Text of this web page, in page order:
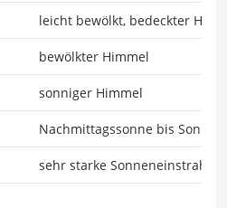
leicht bewölkt, bedeckter
bewölkter Himmel
sonniger Himmel
Nachmittagssonne bis
sehr starke